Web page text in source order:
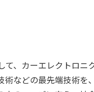
て、カーエレクトロニ
術などの最先端技術を